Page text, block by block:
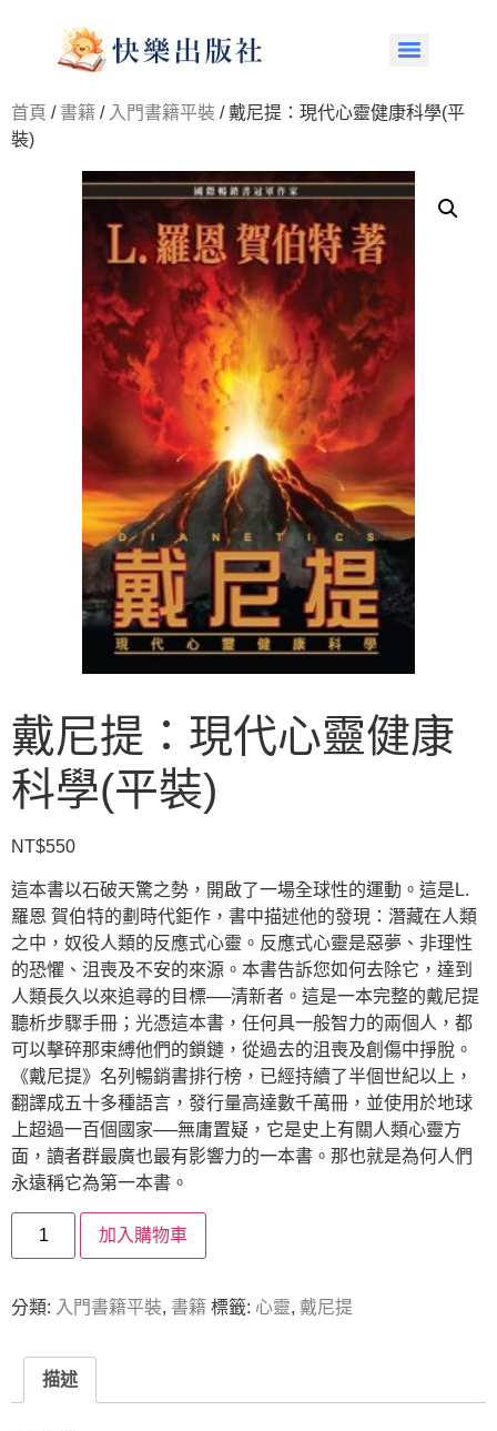
首頁 / 書籍 / 入門書籍平裝 / 戴尼提：現代心靈健康科學(平
裝)
戴尼提：現代心靈健康
科學(平裝)
NT$550
這本書以石破天驚之勢，開啟了一場全球性的運動。這是L.
羅恩 賀伯特的劃時代鉅作，書中描述他的發現：潛藏在人類
之中，奴役人類的反應式心靈。反應式心靈是惡夢、非理性
的恐懼、沮喪及不安的來源。本書告訴您如何去除它，達到
人類長久以來追尋的目標──清新者。這是一本完整的戴尼提
聽析步驟手冊；光憑這本書，任何具一般智力的兩個人，都
可以擊碎那束縛他們的鎖鏈，從過去的沮喪及創傷中掙脫。
《戴尼提》名列暢銷書排行榜，已經持續了半個世紀以上，
翻譯成五十多種語言，發行量高達數千萬冊，並使用於地球
上超過一百個國家──無庸置疑，它是史上有關人類心靈方
面，讀者群最廣也最有影響力的一本書。那也就是為何人們
永遠稱它為第一本書。
加入購物車
分類: 入門書籍平裝, 書籍 標籤: 心靈, 戴尼提
描述